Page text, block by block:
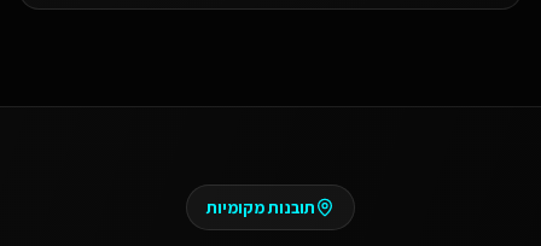
תובנות מקומיות